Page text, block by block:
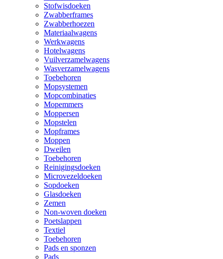
Stofwisdoeken
Zwabberframes
Zwabberhoezen
Materiaalwagens
Werkwagens
Hotelwagens
Vuilverzamelwagens
Wasverzamelwagens
Toebehoren
Mopsystemen
Mopcombinaties
Mopemmers
Moppersen
Mopstelen
Mopframes
Moppen
Dweilen
Toebehoren
Reinigingsdoeken
Microvezeldoeken
Sopdoeken
Glasdoeken
Zemen
Non-woven doeken
Poetslappen
Textiel
Toebehoren
Pads en sponzen
Pads